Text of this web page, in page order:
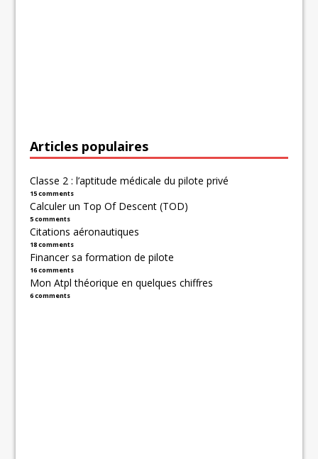
Articles populaires
Classe 2 : l’aptitude médicale du pilote privé
15 comments
Calculer un Top Of Descent (TOD)
5 comments
Citations aéronautiques
18 comments
Financer sa formation de pilote
16 comments
Mon Atpl théorique en quelques chiffres
6 comments